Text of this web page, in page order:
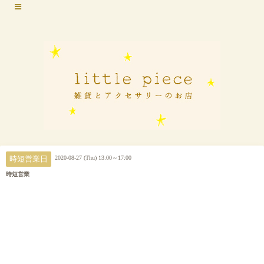
時短営業日 2020-08-27 (Thu) 13:00～17:00
時短営業